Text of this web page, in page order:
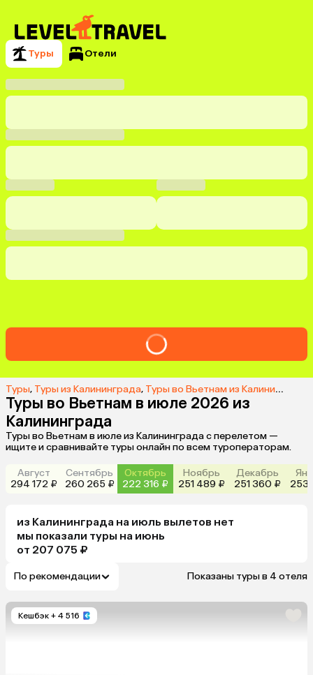
Туры Отели
Туры, Туры из Калининграда, Туры во Вьетнам из Калининграда
Туры во Вьетнам в июле 2026 из
Калининграда
Туры во Вьетнам в июле из Калининграда с перелетом —
ищите и сравнивайте туры онлайн по всем туроператорам.
Август
294 172 ₽
Сентябрь
260 265 ₽
Октябрь
222 316 ₽
Ноябрь
251 489 ₽
Декабрь
251 360 ₽
253
из Калининграда на июль вылетов нет
мы показали туры на июнь
от 207 075 ₽
По рекомендации Показаны туры в 4 отеля
Кешбэк + 4 516